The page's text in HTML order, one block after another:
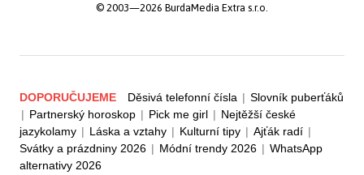
© 2003—2026 BurdaMedia Extra s.r.o.
DOPORUČUJEME Děsivá telefonní čísla | Slovník puberťáků
| Partnerský horoskop | Pick me girl | Nejtěžší české
jazykolamy | Láska a vztahy | Kulturní tipy | Ajťák radí |
Svátky a prázdniny 2026 | Módní trendy 2026 | WhatsApp
alternativy 2026